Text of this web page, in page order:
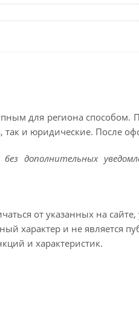
для региона
и юридические. После
дополнительных
от указанных на
характер и не является
и характеристик.